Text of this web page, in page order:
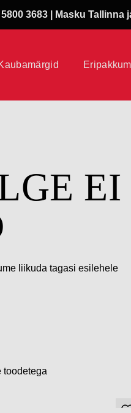
3683 | Masku
EI
liikuda tagasi esilehele
toodetega